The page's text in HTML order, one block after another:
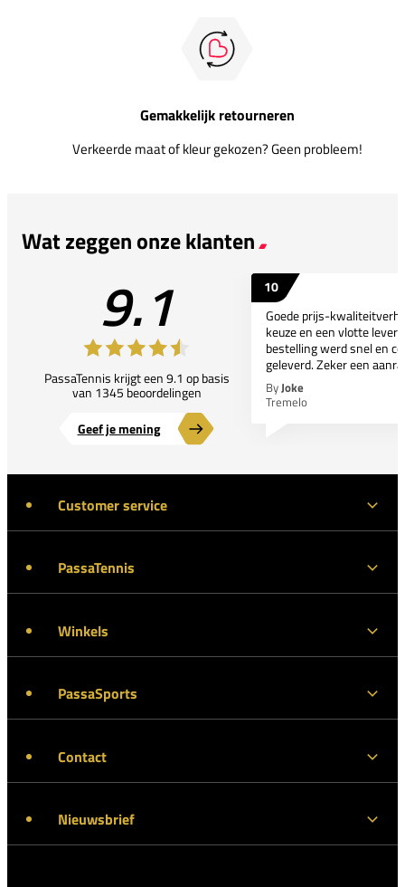
Gemakkelijk retourneren
Verkeerde maat of kleur gekozen? Geen probleem!
Wat zeggen onze klanten
9.1
PassaTennis krijgt een 9.1 op basis
van 1345 beoordelingen
Geef je mening
10
Goede prijs-
keuze en een vlotte
bestelling werd snel en
geleverd. Zeker een
ByJoke
Tremelo
Customer service
PassaTennis
Winkels
PassaSports
Contact
Nieuwsbrief